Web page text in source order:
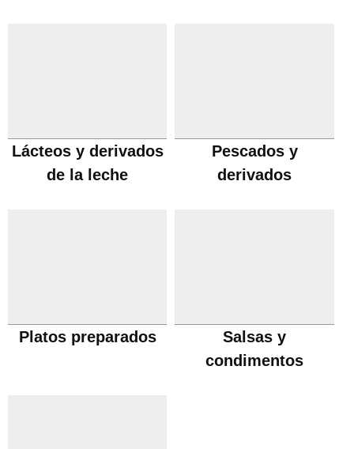
Lácteos y derivados
de la leche
Pescados y
derivados
Platos preparados
Salsas y
condimentos